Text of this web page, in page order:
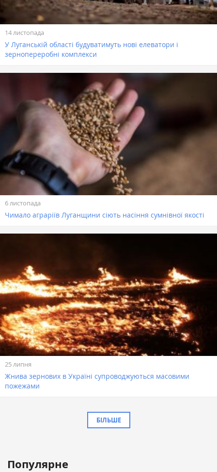
14 листопада
У Луганській області будуватимуть нові елеватори і
зернопереробні комплекси
6 листопада
Чимало аграріїв Луганщини сіють насіння сумнівної якості
25 липня
Жнива зернових в Україні супроводжуються масовими
пожежами
БІЛЬШЕ
Популярне